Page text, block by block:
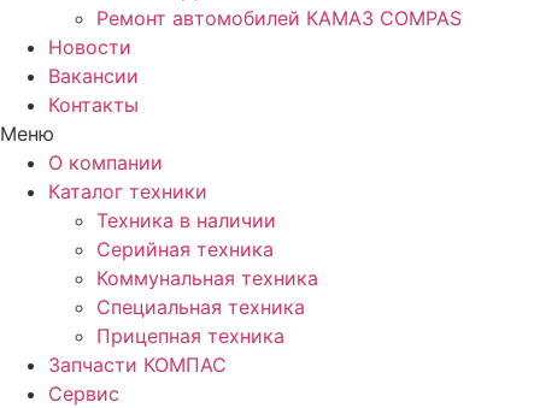
Ремонт автомобилей КАМАЗ COMPAS
Новости
Вакансии
Контакты
Меню
О компании
Каталог техники
Техника в наличии
Серийная техника
Коммунальная техника
Специальная техника
Прицепная техника
Запчасти КОМПАС
Сервис